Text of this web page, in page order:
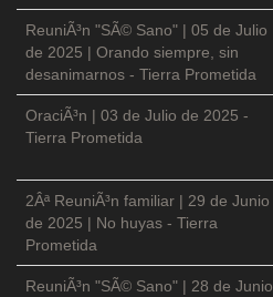
ReuniÃ³n "SÃ© Sano" | 05 de Julio
de 2025 | Orando siempre, sin
desanimarnos - Tierra Prometida
OraciÃ³n | 03 de Julio de 2025 -
Tierra Prometida
2Âª ReuniÃ³n familiar | 29 de Junio
de 2025 | No huyas - Tierra
Prometida
ReuniÃ³n "SÃ© Sano" | 28 de Junio